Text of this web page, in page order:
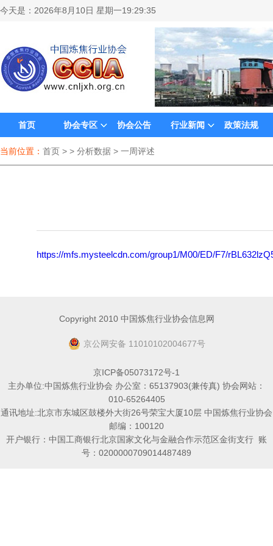
今天是： 2026年8月10日 星期一19:29:35
首页 协会专区 协会公告 行业新闻 政策法规
当前位置： 首页 > > 分析数据 > 一周评述
https://mfs.mysteelcdn.com/group1/M00/ED/F7/
Copyright 2010 中国炼焦行业协会信息网
京公网安备 11010102004677号
京ICP备05073172号-1
主办单位:中国炼焦行业协会 办公室：65137903(兼传真) 协会网站：
010-65264405
通讯地址:北京市东城区鼓楼外大街26号荣宝大厦10层 中国炼焦行业协会
邮编：100120
开户银行：中国工商银行北京国家文化与金融合作示范区金街支行 账
号：0200000709014487489